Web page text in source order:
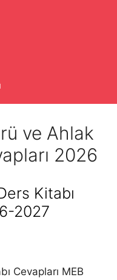
ve Ahlak
2026
Kitabı
2027
Cevapları MEB